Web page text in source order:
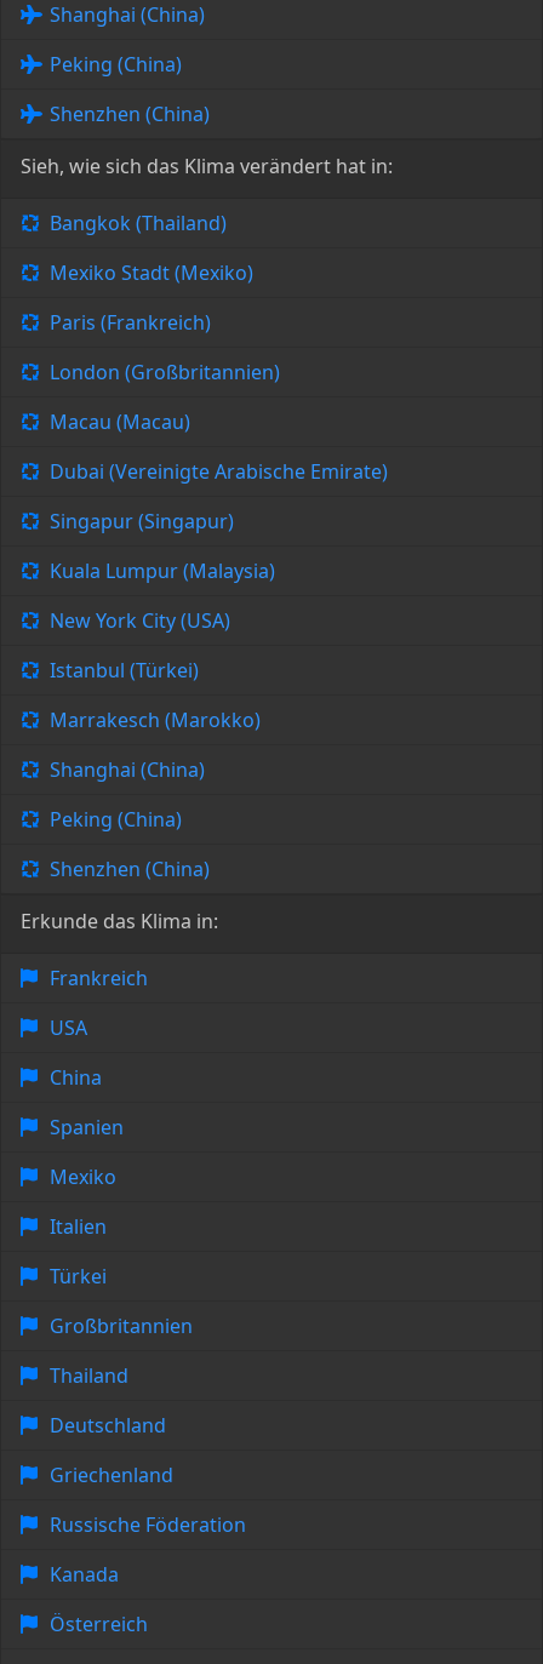
Shanghai (China)
Peking (China)
Shenzhen (China)
Sieh, wie sich das Klima verändert hat in:
Bangkok (Thailand)
Mexiko Stadt (Mexiko)
Paris (Frankreich)
London (Großbritannien)
Macau (Macau)
Dubai (Vereinigte Arabische Emirate)
Singapur (Singapur)
Kuala Lumpur (Malaysia)
New York City (USA)
Istanbul (Türkei)
Marrakesch (Marokko)
Shanghai (China)
Peking (China)
Shenzhen (China)
Erkunde das Klima in:
Frankreich
USA
China
Spanien
Mexiko
Italien
Türkei
Großbritannien
Thailand
Deutschland
Griechenland
Russische Föderation
Kanada
Österreich